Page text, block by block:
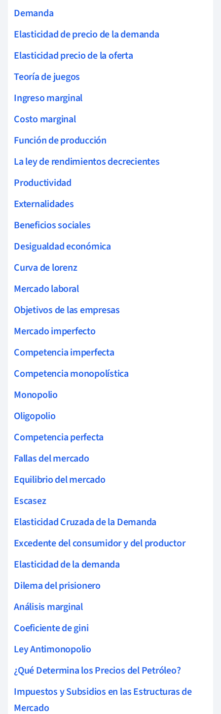
Demanda
Elasticidad de precio de la demanda
Elasticidad precio de la oferta
Teoría de juegos
Ingreso marginal
Costo marginal
Función de producción
La ley de rendimientos decrecientes
Productividad
Externalidades
Beneficios sociales
Desigualdad económica
Curva de lorenz
Mercado laboral
Objetivos de las empresas
Mercado imperfecto
Competencia imperfecta
Competencia monopolística
Monopolio
Oligopolio
Competencia perfecta
Fallas del mercado
Equilibrio del mercado
Escasez
Elasticidad Cruzada de la Demanda
Excedente del consumidor y del productor
Elasticidad de la demanda
Dilema del prisionero
Análisis marginal
Coeficiente de gini
Ley Antimonopolio
¿Qué Determina los Precios del Petróleo?
Impuestos y Subsidios en las Estructuras de
Mercado